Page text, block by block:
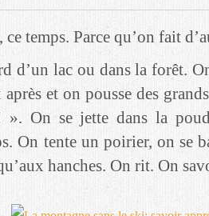
temps. Parce qu’on fait
d’un lac ou dans la forêt.
et on pousse des
On se jette dans la
On tente un poirier, on se
hanches. On rit. On